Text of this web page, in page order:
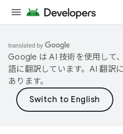
Google は AI 技術を使用して
語に翻訳しています。AI 翻訳
あります。